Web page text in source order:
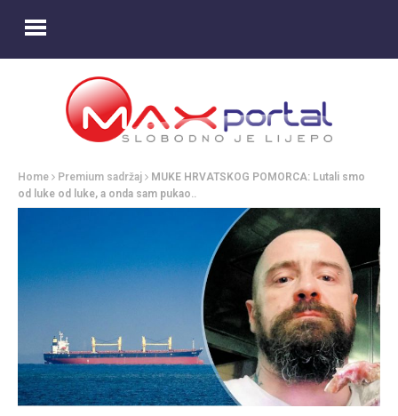
Home Premium sadržaj
MUKE HRVATSKOG POMORCA: Lutali smo
od luke od luke, a onda sam pukao..